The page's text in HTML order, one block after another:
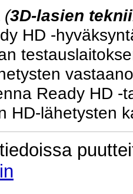
(3D-lasien
HD -
Ready HD -
HD-lähetysten